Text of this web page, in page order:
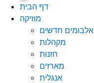
דף הבית
מוזיקה
אלבומים חדשים
מקהלות
חזנות
מארזים
אנגלית